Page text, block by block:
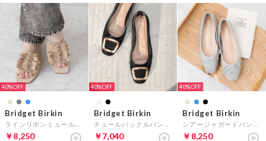
40%
Bridget Birkin
￥8,250
40%
Bridget Birkin
￥7,040
40%
Bridget Birkin
￥8,250